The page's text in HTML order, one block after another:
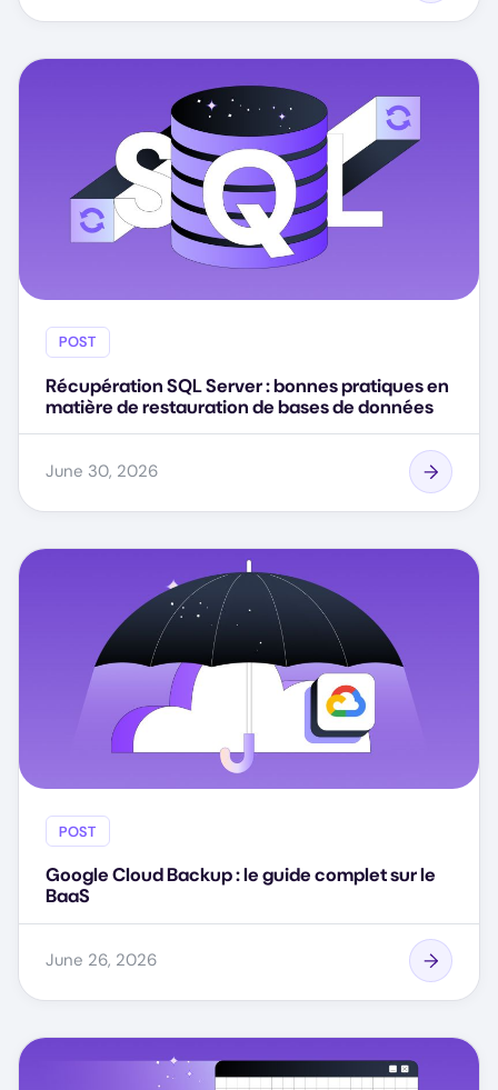
POST
Récupération SQL Server : bonnes pratiques en
matière de restauration de bases de données
June 30, 2026
POST
Google Cloud Backup : le guide complet sur le
BaaS
June 26, 2026